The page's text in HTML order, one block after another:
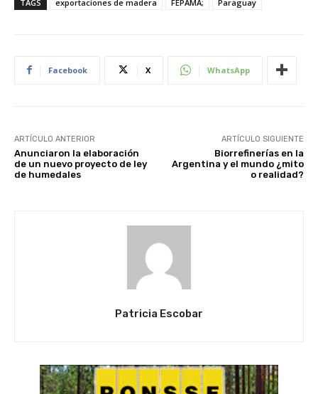
TAGS exportaciones de madera FEPAMA; Paraguay
Facebook X WhatsApp
ARTÍCULO ANTERIOR
Anunciaron la elaboración
de un nuevo proyecto de ley
de humedales
ARTÍCULO SIGUIENTE
Biorrefinerías en la
Argentina y el mundo ¿mito
o realidad?
Patricia Escobar